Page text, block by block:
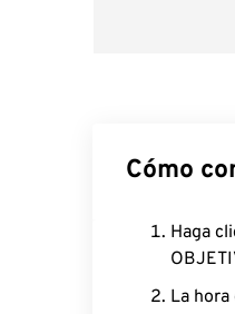
Cómo
Haga
La